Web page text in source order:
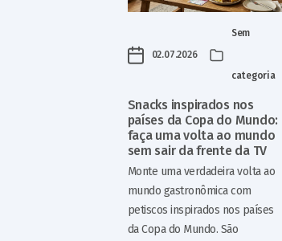
02.07.2026
Sem
categoria
Snacks inspirados nos
países da Copa do Mundo:
faça uma volta ao mundo
sem sair da frente da TV
Monte uma verdadeira volta ao
mundo gastronômica com
petiscos inspirados nos países
da Copa do Mundo. São